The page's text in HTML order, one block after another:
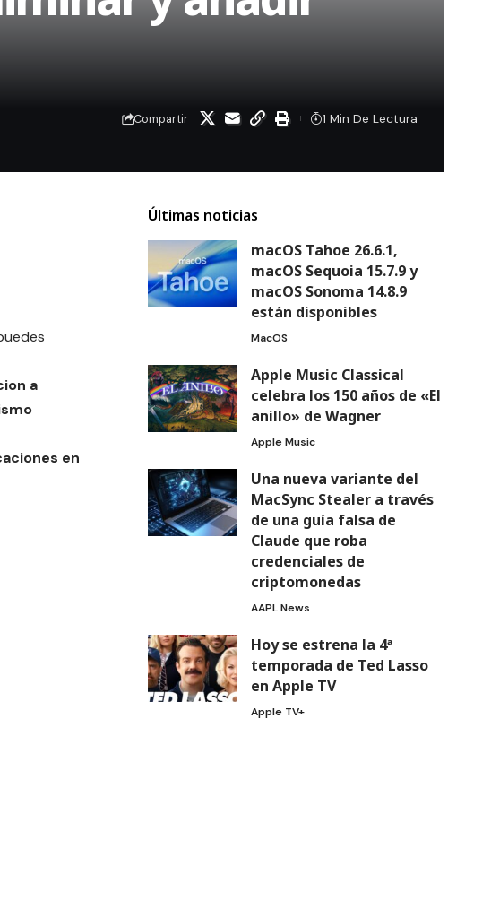
Compartir 1 Min De Lectura
a
en
Últimas noticias
macOS Tahoe 26.6.1,
macOS Sequoia 15.7.9 y
macOS Sonoma 14.8.9
están disponibles
MacOS
Apple Music Classical
celebra los 150 años de «El
anillo» de Wagner
Apple Music
Una nueva variante del
MacSync Stealer a través
de una guía falsa de
Claude que roba
credenciales de
criptomonedas
AAPL News
Hoy se estrena la 4ª
temporada de Ted Lasso
en Apple TV
Apple TV+